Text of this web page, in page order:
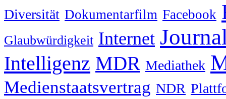
Diversität Dokumentarfilm Facebook
Glaubwürdigkeit Internet
Intelligenz MDR Mediathek
Medienstaatsvertrag NDR